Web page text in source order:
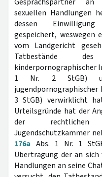
sexuellen Handlungen
dessen
gespeichert,
vom Landgericht
Tatbestände des
kinderpornographischer
1 Nr. 2 StGB)
jugendpornographischer
3 StGB) verwirklicht
Urteilsgründe hat der
der
Jugendschutzkammer
176a Abs. 1 Nr. 1
Übertragung der an
Handlungen an seine